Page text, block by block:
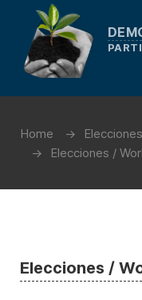
Home
Elecciones
Elecciones /
Elecciones /